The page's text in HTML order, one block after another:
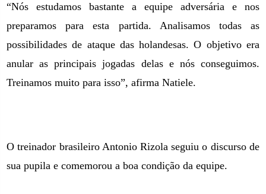
“Nós estudamos bastante a equipe adversária e nos
preparamos para esta partida. Analisamos todas as
possibilidades de ataque das holandesas. O objetivo era
anular as principais jogadas delas e nós conseguimos.
Treinamos muito para isso”, afirma Natiele.
O treinador brasileiro Antonio Rizola seguiu o discurso de
sua pupila e comemorou a boa condição da equipe.